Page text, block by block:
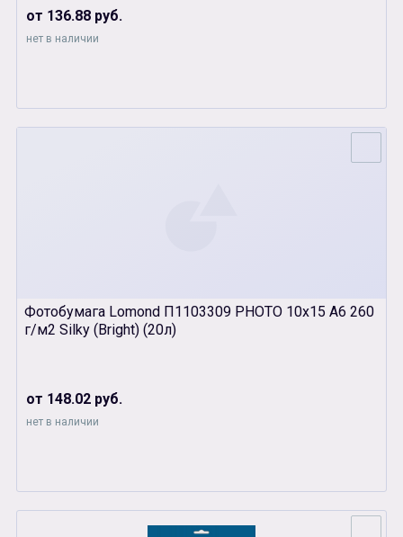
от 136.88 руб.
нет в наличии
Фотобумага Lomond П1103309 PHOTO 10х15 А6 260
г/м2 Silky (Bright) (20л)
от 148.02 руб.
нет в наличии